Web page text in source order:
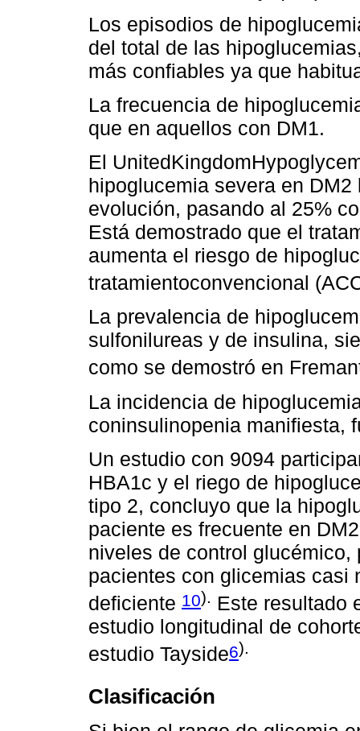
Los episodios de
del total de las
más confiables ya que
La frecuencia de
que en aquellos con DM1.
El
hipoglucemia severa en
evolución, pasando al 25%
Está demostrado que el
aumenta el riesgo de
tratamientoconvencional
La prevalencia de
sulfonilureas y de insulina,
como se demostró en
La incidencia de
coninsulinopenia manifiesta,
Un estudio con 9094
HBA1c y el riego de
tipo 2, concluyo que la
paciente es frecuente en
niveles de control
pacientes con glicemias casi
deficiente 10). Este resultado
estudio longitudinal de
estudio Tayside6).
Clasificación